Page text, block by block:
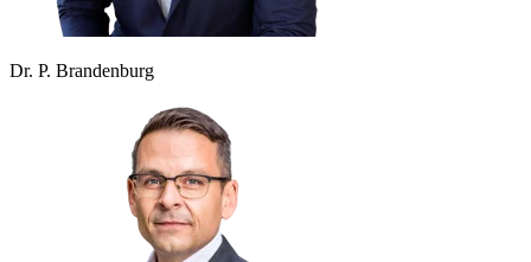
Dr. P. Brandenburg